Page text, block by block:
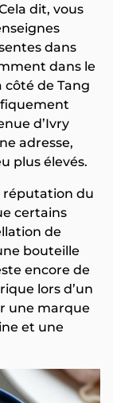
dit, vous
dans
dans le
côté de Tang
d’Ivry
adresse,
plus élevés.
réputation du
certains
de
bouteille
encore de
lors d’un
une marque
et une